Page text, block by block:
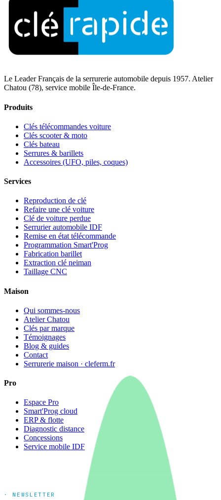
Le Leader Français de la serrurerie automobile depuis 1957. Atelier
Chatou (78), service mobile Île-de-France.
Produits
Clés télécommandes voiture
Clés scooter & moto
Clés bateau
Serrures & barillets
Accessoires (UFO, piles, coques)
Services
Reproduction de clé
Refaire une clé voiture
Clé de voiture perdue
Serrurier automobile IDF
Remise en état télécommande
Programmation Smart'Prog
Fabrication barillet
Extraction clé neiman
Taillage CNC
Maison
Qui sommes-nous
Atelier Chatou
Clés par marque
Témoignages
Blog & guides
Contact
Serrurerie maison · cleferm.fr
Pro
Espace Pro
Smart'Prog cloud
ERP & flotte
Diagnostic distance
Concessions
Service mobile IDF
· NEWSLETTER